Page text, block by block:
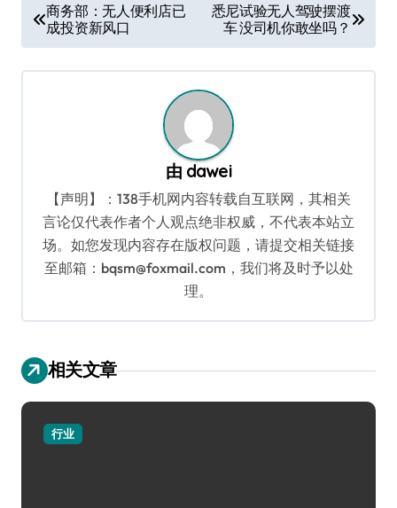
章
导
商务部：无人便利店已
成投资新风口
悉尼试验无人驾驶摆渡
车 没司机你敢坐吗？
由 dawei
【声明】：138手机网内容转载自互联网，其相关
言论仅代表作者个人观点绝非权威，不代表本站立
场。如您发现内容存在版权问题，请提交相关链接
至邮箱：bqsm@foxmail.com，我们将及时予以处
理。
相关文章
行业